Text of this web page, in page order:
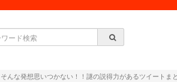
そんな発想思いつかない！！謎の説得力があるツイートま